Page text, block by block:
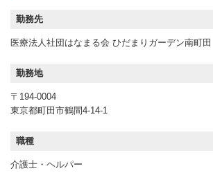
勤務先
医療法人社団はなまる会 ひだまりガーデン南町田
勤務地
〒194-0004
東京都町田市鶴間4-14-1
職種
介護士・ヘルパー